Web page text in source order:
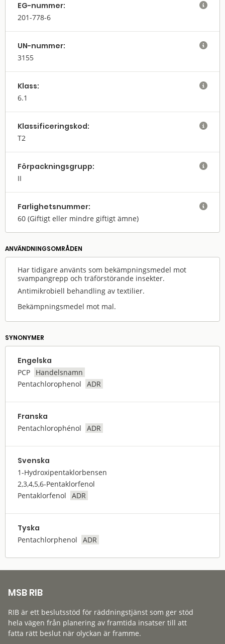
EG-nummer:
201-778-6

UN-nummer:
3155

Klass:
6.1

Klassifi­cerings­kod:
T2

Förpack­nings­grupp:
II

Farlighets­nummer:
60 (Giftigt eller mindre giftigt ämne)

ANVÄNDNINGS­OMRÅDEN
Har tidigare använts som bekämpningsmedel mot
svampangrepp och träförstörande insekter.
Antimikrobiell behandling av textilier.
Bekämpningsmedel mot mal.
SYNONYMER
Engelska
PCP
Handelsnamn
Pentachlorophenol
ADR
Franska
Pentachlorophénol ADR
Svenska
1-Hydroxipentaklorbensen
2,3,4,5,6-Pentaklorfenol
Pentaklorfenol
ADR
Tyska
Pentachlorphenol ADR
MSB RIB
RIB är ett beslutsstöd för räddningstjänst som ger stöd
hela vägen från planering av framtida insatser till att
fatta rätt beslut när olyckan är framme.